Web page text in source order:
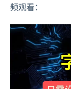
频观看：